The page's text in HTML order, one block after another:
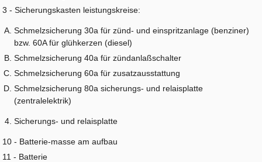
3 - Sicherungskasten leistungskreise:
Schmelzsicherung 30a für zünd- und einspritzanlage (benziner)
bzw. 60A für glühkerzen (diesel)
Schmelzsicherung 40a für zündanlaßschalter
Schmelzsicherung 60a für zusatzausstattung
Schmelzsicherung 80a sicherungs- und relaisplatte
(zentralelektrik)
Sicherungs- und relaisplatte
10 - Batterie-masse am aufbau
11 - Batterie